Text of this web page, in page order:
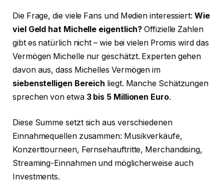
Die Frage, die viele Fans und Medien interessiert: Wie
viel Geld hat Michelle eigentlich? Offizielle Zahlen
gibt es natürlich nicht – wie bei vielen Promis wird das
Vermögen Michelle nur geschätzt. Experten gehen
davon aus, dass Michelles Vermögen im
siebenstelligen Bereich liegt. Manche Schätzungen
sprechen von etwa 3 bis 5 Millionen Euro.
Diese Summe setzt sich aus verschiedenen
Einnahmequellen zusammen: Musikverkäufe,
Konzerttourneen, Fernsehauftritte, Merchandising,
Streaming-Einnahmen und möglicherweise auch
Investments.